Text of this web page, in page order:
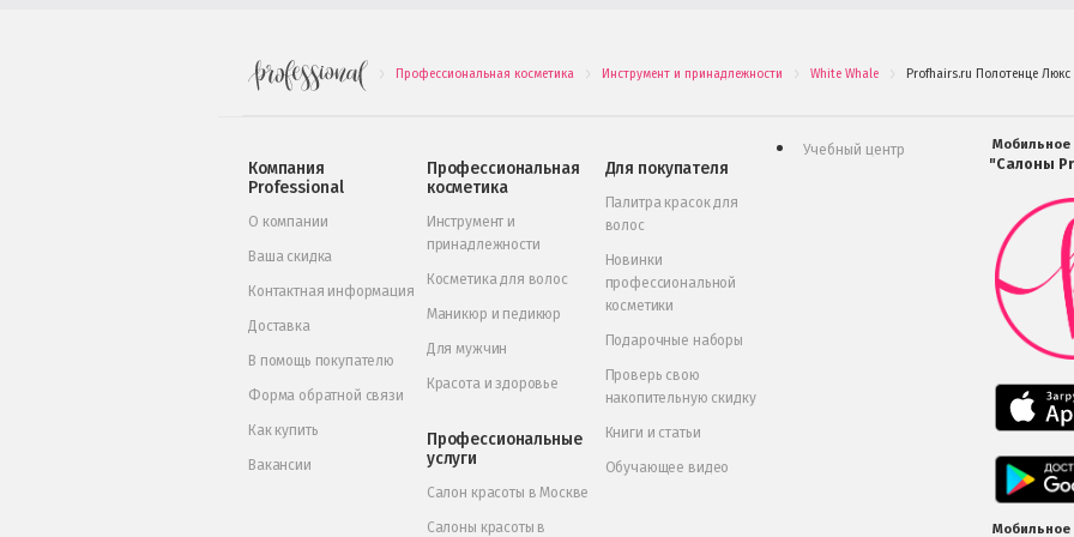
Профессиональная косметика Инструмент и принадлежности White Whale Profhairs.ru Полотенце
Компания
Professional
О компании
Ваша скидка
Контактная информация
Доставка
В помощь покупателю
Форма обратной связи
Как купить
Вакансии
Профессиональная
косметика
Инструмент и
принадлежности
Косметика для волос
Маникюр и педикюр
Для мужчин
Красота и здоровье
Профессиональные
услуги
Салон красоты в Москве
Салоны красоты в
Для покупателя
Палитра красок для
волос
Новинки
профессиональной
косметики
Подарочные наборы
Проверь свою
накопительную скидку
Книги и статьи
Обучающее видео
Учебный центр Мобильное
"Салоны
Мобильное